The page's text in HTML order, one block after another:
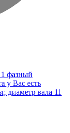
фазный
у Вас есть
диаметр вала 11